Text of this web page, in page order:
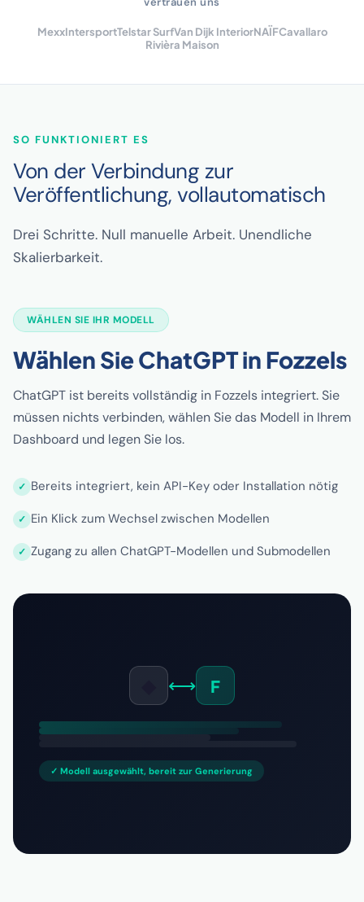
MexxIntersportTelstar SurfVan Dijk InteriorNAÏFCavallaro
Rivièra Maison
SO FUNKTIONIERT ES
Von der Verbindung zur
Veröffentlichung, vollautomatisch
Drei Schritte. Null manuelle Arbeit. Unendliche
Skalierbarkeit.
WÄHLEN SIE IHR MODELL
Wählen Sie ChatGPT in Fozzels
ChatGPT ist bereits vollständig in Fozzels integriert. Sie
müssen nichts verbinden, wählen Sie das Modell in Ihrem
Dashboard und legen Sie los.
Bereits integriert, kein API-Key oder Installation nötig
Ein Klick zum Wechsel zwischen Modellen
Zugang zu allen ChatGPT-Modellen und Submodellen
⟷ F
✓ Modell ausgewählt, bereit zur Generierung